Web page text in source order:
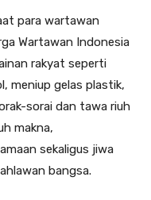
para wartawan
Wartawan Indonesia
rakyat seperti
meniup gelas plastik,
sorai dan tawa riuh
makna,
sekaligus jiwa
bangsa.